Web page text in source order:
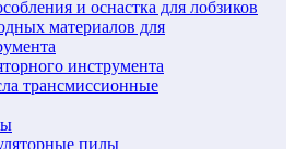
и оснастка для лобзиков
материалов для
инструмента
трансмиссионные
пилы